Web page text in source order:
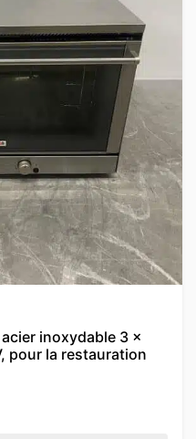
inoxydable 3 x
pour la restauration